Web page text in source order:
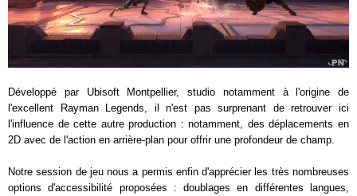
Développé par Ubisoft Montpellier, studio notamment à l'origine de
l'excellent Rayman Legends, il n'est pas surprenant de retrouver ici
l'influence de cette autre production : notamment, des déplacements en
2D avec de l'action en arrière-plan pour offrir une profondeur de champ.
Notre session de jeu nous a permis enfin d'apprécier les très nombreuses
options d'accessibilité proposées : doublages en différentes langues,